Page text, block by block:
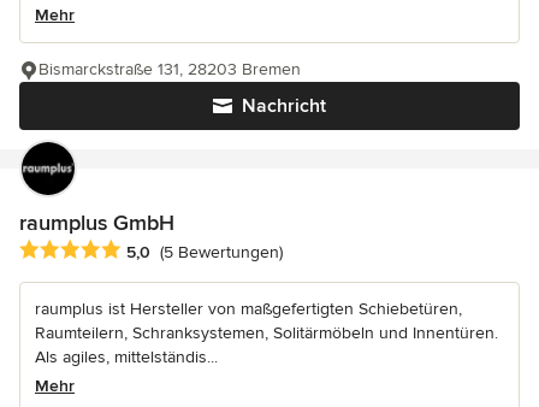
Mehr
Nachricht
Bismarckstraße 131, 28203 Bremen
raumplus GmbH
Durchschnittliche Bewertung: 5 von 5 Sternen
5,0 (5 Bewertungen)
raumplus ist Hersteller von maßgefertigten Schiebetüren,
Raumteilern, Schranksystemen, Solitärmöbeln und Innentüren.
Als agiles, mittelständis...
Mehr